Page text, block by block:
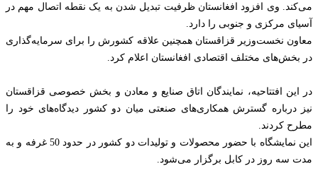
می‌کند. وی افزود افغانستان ظرفیت تبدیل شدن به یک نقطه اتصال مهم در
آسیای مرکزی و جنوبی را دارد.
معاون نخست‌وزیر قزاقستان همچنین علاقه کشورش را برای سرمایه‌گذاری
در بخش‌های مختلف اقتصادی افغانستان اعلام کرد.
در این افتتاحیه، نمایندگان اتاق صنایع و معادن و بخش خصوصی قزاقستان
نیز درباره گسترش همکاری‌های صنعتی میان دو کشور دیدگاه‌های خود را
مطرح کردند.
این نمایشگاه با حضور محصولات و تولیدات دو کشور در حدود 50 غرفه و به
مدت سه روز در کابل برگزار می‌شود.